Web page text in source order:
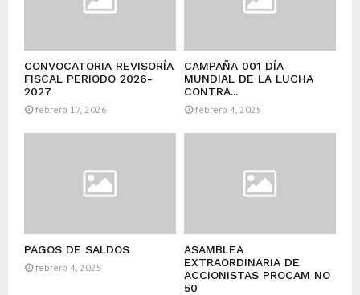
CONVOCATORIA REVISORÍA
FISCAL PERIODO 2026-
2027
febrero 17, 2026
CAMPAÑA 001 DÍA
MUNDIAL DE LA LUCHA
CONTRA...
febrero 4, 2025
PAGOS DE SALDOS
febrero 4, 2025
ASAMBLEA
EXTRAORDINARIA DE
ACCIONISTAS PROCAM NO
50